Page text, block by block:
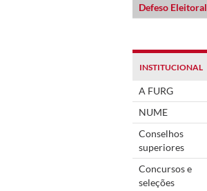
Defeso Eleitoral
INSTITUCIONAL
A FURG
NUME
Conselhos
superiores
Concursos e
seleções